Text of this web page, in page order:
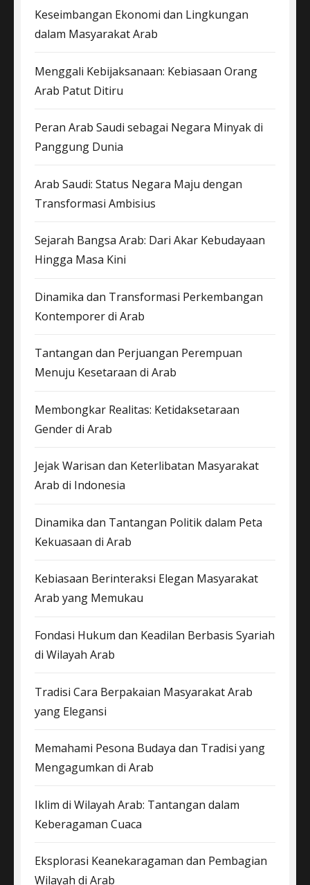
Keseimbangan Ekonomi dan Lingkungan
dalam Masyarakat Arab
Menggali Kebijaksanaan: Kebiasaan Orang
Arab Patut Ditiru
Peran Arab Saudi sebagai Negara Minyak di
Panggung Dunia
Arab Saudi: Status Negara Maju dengan
Transformasi Ambisius
Sejarah Bangsa Arab: Dari Akar Kebudayaan
Hingga Masa Kini
Dinamika dan Transformasi Perkembangan
Kontemporer di Arab
Tantangan dan Perjuangan Perempuan
Menuju Kesetaraan di Arab
Membongkar Realitas: Ketidaksetaraan
Gender di Arab
Jejak Warisan dan Keterlibatan Masyarakat
Arab di Indonesia
Dinamika dan Tantangan Politik dalam Peta
Kekuasaan di Arab
Kebiasaan Berinteraksi Elegan Masyarakat
Arab yang Memukau
Fondasi Hukum dan Keadilan Berbasis Syariah
di Wilayah Arab
Tradisi Cara Berpakaian Masyarakat Arab
yang Elegansi
Memahami Pesona Budaya dan Tradisi yang
Mengagumkan di Arab
Iklim di Wilayah Arab: Tantangan dalam
Keberagaman Cuaca
Eksplorasi Keanekaragaman dan Pembagian
Wilayah di Arab